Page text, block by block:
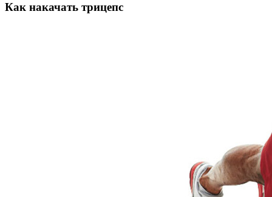
Как накачать трицепс